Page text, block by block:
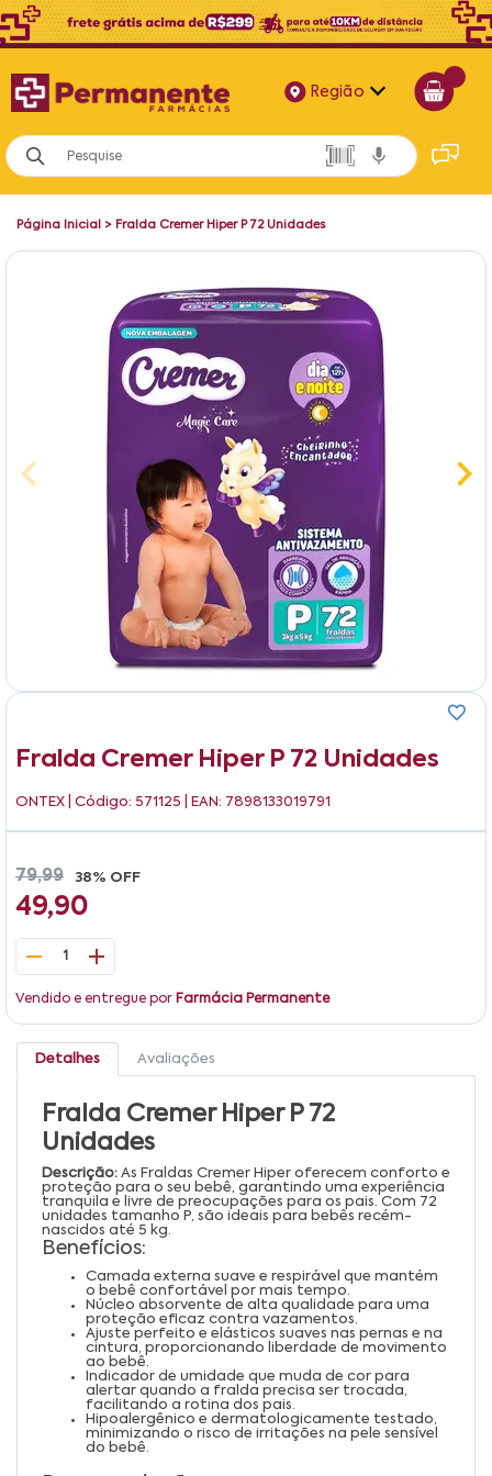
Região
Alagoas
Bahia
Página Inicial > Fralda Cremer Hiper P 72 Unidades
Fralda Cremer Hiper P 72 Unidades
ONTEX | Código: 571125 | EAN: 7898133019791
79,99 38% OFF
49,90
1
Vendido e entregue por Farmácia Permanente
Detalhes Avaliações
Fralda Cremer Hiper P 72
Unidades
Descrição: As Fraldas Cremer Hiper oferecem conforto e
proteção para o seu bebê, garantindo uma experiência
tranquila e livre de preocupações para os pais. Com 72
unidades tamanho P, são ideais para bebês recém-
nascidos até 5 kg.
Benefícios:
Camada externa suave e respirável que mantém
o bebê confortável por mais tempo.
Núcleo absorvente de alta qualidade para uma
proteção eficaz contra vazamentos.
Ajuste perfeito e elásticos suaves nas pernas e na
cintura, proporcionando liberdade de movimento
ao bebê.
Indicador de umidade que muda de cor para
alertar quando a fralda precisa ser trocada,
facilitando a rotina dos pais.
Hipoalergênico e dermatologicamente testado,
minimizando o risco de irritações na pele sensível
do bebê.